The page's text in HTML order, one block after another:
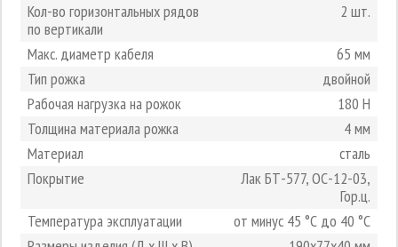
Кол-во горизонтальных рядов
по вертикали
2 шт.
Макс. диаметр кабеля
65 мм
Тип рожка
двойной
Рабочая нагрузка на рожок
180 Н
Толщина материала рожка
4 мм
Материал
сталь
Покрытие
Лак БТ-577, ОС-12-03,
Гор.ц.
Температура эксплуатации
от минус 45 °С до 40 °С